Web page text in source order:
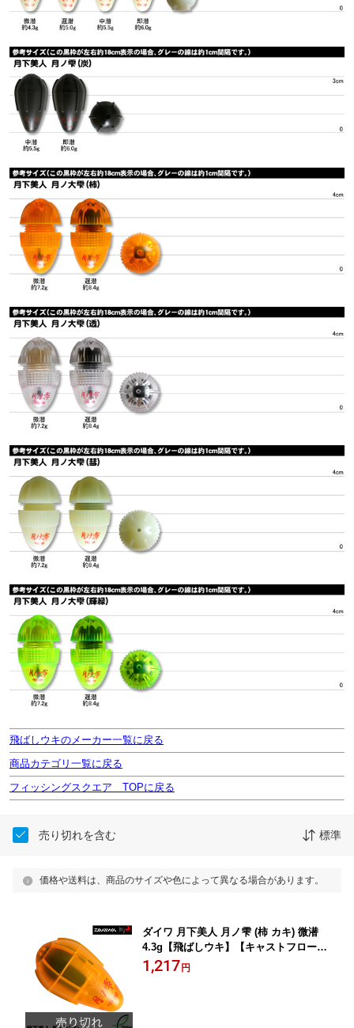
飛ばしウキのメーカー一覧に戻る
商品カテゴリ一覧に戻る
フィッシングスクエア TOPに戻る
売り切れを含む 標準
価格や送料は、商品のサイズや色によって異なる場合があります。
ダイワ 月下美人 月ノ雫 (柿 カキ) 微潜
4.3g【飛ばしウキ】【キャストフロー
ト】
1,217 円